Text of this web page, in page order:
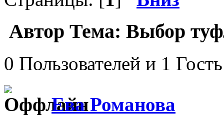
Автор Тема: Выбор
0 Пользователей и 1
Ева Романова